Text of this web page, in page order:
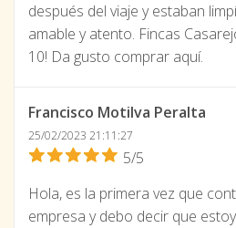
después del viaje y estaban
amable y atento. Fincas
10! Da gusto comprar aquí.
Francisco Motilva Peralta
25/02/2023 21:11:27
5/5
Hola, es la primera vez que
empresa y debo decir que